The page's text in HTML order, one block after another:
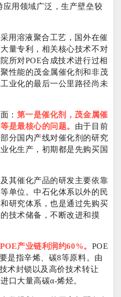
用领域广泛，生产壁垒较
用溶液聚合工艺，国外在催
量专利，相关核心技术不对
所对POE合成技术进行过相
性能的茂金属催化剂和非茂
业化的最后一公里路径尚未
： 第一是催化剂， 茂金属催
是最核心的问题。 由于目前
分国内产线对催化剂的研究
化生产，初期都是先购买国
其催化产品的研发主要依靠
单位。中石化体系以外的民
研究体系，也是通过先购买
技术储备，不断改进和摸
产业链利润约60%。 POE
是指辛烯、碳8等原料。由
术封锁以及高价技术转让
口大量高碳α-烯烃。